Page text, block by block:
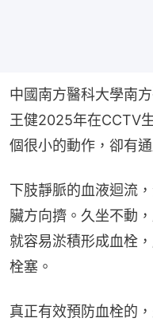
中國南方醫科大學南
王健2025年在CCTV
個很小的動作，卻有
下肢靜脈的血液迴流
臟方向擠。久坐不動
就容易淤積形成血栓
栓塞。
真正有效預防血栓的